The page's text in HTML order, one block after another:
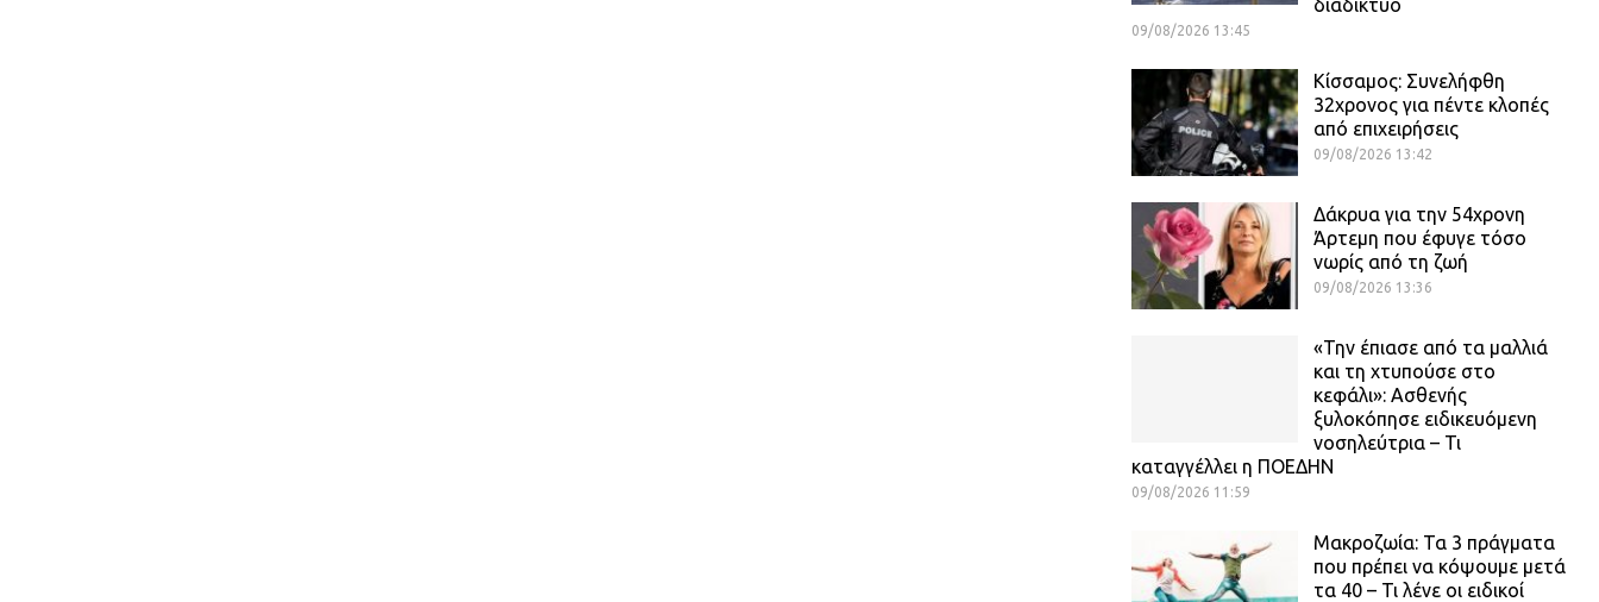
διαδίκτυο
09/08/2026 13:45
Κίσσαμος: Συνελήφθη
32χρονος για πέντε κλοπές
από επιχειρήσεις
09/08/2026 13:42
Δάκρυα για την 54χρονη
Άρτεμη που έφυγε τόσο
νωρίς από τη ζωή
09/08/2026 13:36
«Την έπιασε από τα μαλλιά
και τη χτυπούσε στο
κεφάλι»: Ασθενής
ξυλοκόπησε ειδικευόμενη
νοσηλεύτρια – Τι
καταγγέλλει η ΠΟΕΔΗΝ
09/08/2026 11:59
Μακροζωία: Τα 3 πράγματα
που πρέπει να κόψουμε μετά
τα 40 – Τι λένε οι ειδικοί